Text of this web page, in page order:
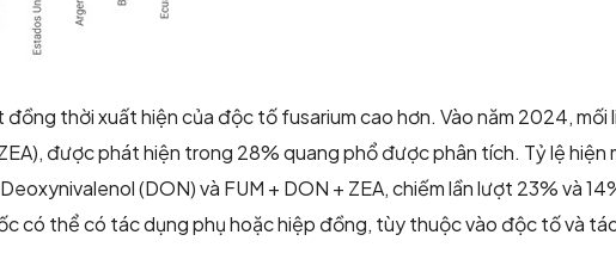
thời xuất hiện của độc tố fusarium cao hơn. Vào năm 2024, mối
được phát hiện trong 28% quang phổ được phân tích. Tỷ lệ hiện
(DON) và FUM + DON + ZEA, chiếm lần lượt 23% và
có thể có tác dụng phụ hoặc hiệp đồng, tùy thuộc vào độc tố và